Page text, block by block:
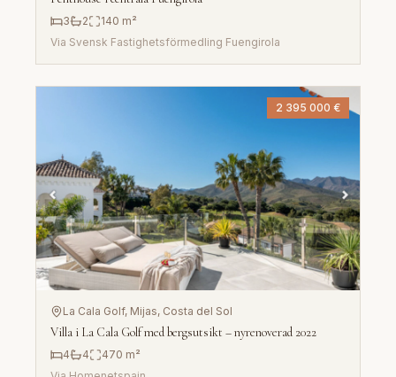
3 2 140 m²
Via Svensk Fastighetsförmedling Fuengirola
2 395 000 €
La Cala Golf, Mijas, Costa del Sol
Villa i La Cala Golf med bergsutsikt – nyrenoverad 2022
4 4 470 m²